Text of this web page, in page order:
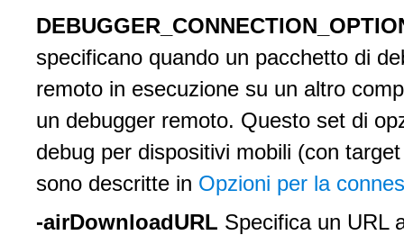
specificano quando un pacchetto di
remoto in esecuzione su un altro
un debugger remoto. Questo set di
debug per dispositivi mobili (con
sono descritte in Opzioni per la
-airDownloadURL Specifica un URL